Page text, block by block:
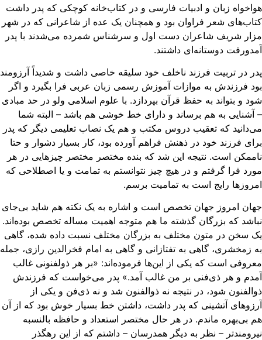
زبان و ادبیات فارسی و در کتاب‌خانه کوچکی که پدر داشت
شعر فراوان بود و همچنان یک عده از شاعرانی که در شهر
شریف شاعران دست اول و سرشناس شمرده می‌شدند با پدر
دوستانه‌ای داشتند.
در تربیت فرزند ناخلف خود سلیقه خاصی داشت و شدیداً آرزومند
فرزندش به موازات آموزش رسمی زبان عربی فرا بگیرد و اگر
و بتواند به حفظ قرآن بپردازد. با علوم اسلامی ولو در حد مبادی
آشنایی به هم برساند و دارای خط خوشی هم باشد – البته شما
که تعقیب دروس مکتب و هم یک نصاب تعلیمی دیگر که پدر
فرزند خود در ذهنش فراهم آورده بود، کار بسیار دشوار و حتا
است. نتیجه این شد که بنده مختصر مختصر چیزهایی در هر
فرا گرفتم و در هیچ چیز نتوانستم به تمامت و یا اصطلاحی که
رایج است به تمامیت برسم.
امروز جهان تخصص است و اشاره به یک نکته هم شاید بی‌جای
که بزرگان گذشته ما هم متوجه اهمیت مساله تخصص بوده‌اند.
سخن در متون مختلف به بزرگان مختلف نسبت داده شده، گاهی
زمخشری، گاهی به تفتازانی و گاهی به امام فخرالدین رازی، جمله
است که یکی از این‌ها فرموده‌اند: «بر هر ذولفنونی غالب
و هر ذی‌فنی بر من غالب آمد.» پدر می‌خواست که فرزندش
شود، در نتیجه نه ذوالفنون شد و نه ذی‌فن و یکی از
آتشینی که پدر داشت، داشتن خط بسیار خوش بود که از آن
بی‌بهره ماندم. در هر حال مختصر استعداد و حافظه بالنسبه
– نظر به دیگر همدرسان – داشتم که از این رهگذر